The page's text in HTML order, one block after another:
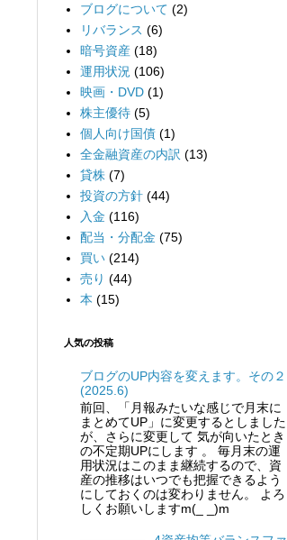
ブログについて (2)
リバランス (6)
暗号資産 (18)
運用状況 (106)
映画・DVD (1)
株主優待 (5)
個人向け国債 (1)
全金融資産の内訳 (13)
貸株 (7)
投資の方針 (44)
入金 (116)
配当・分配金 (75)
買い (214)
売り (44)
本 (15)
人気の投稿
ブログのUP内容を変えます。その２
(2025.6)
前回、「月報みたいな感じで月末に
まとめてUP」に変更するとしました
が、さらに変更して 気が向いたとき
の不定期UPにします 。 毎月末の運
用状況はこのまま継続するので、資
産の推移はいつでも把握できるよう
にしておくのは変わりません。 よろ
しくお願いしますm(_ _)m